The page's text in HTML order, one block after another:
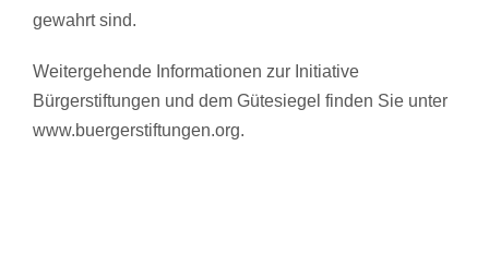
gewahrt sind.
Weitergehende Informationen zur Initiative
Bürgerstiftungen und dem Gütesiegel finden Sie unter
www.buergerstiftungen.org.